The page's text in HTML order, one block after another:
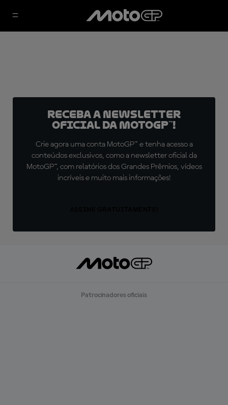
Receba a newsletter
oficial da MotoGP™!
Crie agora uma conta MotoGP™ e tenha acesso a
conteúdos exclusivos, como a newsletter oficial da
MotoGP™, com relatórios dos Grandes Prêmios, vídeos
incríveis e muito mais informações!
Patrocinadores oficiais